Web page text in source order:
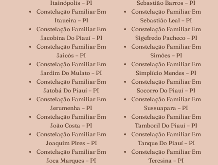
Itainópolis – PI
Constelação Familiar Em
Itaueira – PI
Constelação Familiar Em
Jacobina Do Piauí – PI
Constelação Familiar Em
Jaicós – PI
Constelação Familiar Em
Jardim Do Mulato – PI
Constelação Familiar Em
Jatobá Do Piauí – PI
Constelação Familiar Em
Jerumenha – PI
Constelação Familiar Em
João Costa – PI
Constelação Familiar Em
Joaquim Pires – PI
Constelação Familiar Em
Joca Marques – PI
Sebastião Barros – PI
Constelação Familiar Em
Sebastião Leal – PI
Constelação Familiar Em
Sigefredo Pacheco – PI
Constelação Familiar Em
Simões – PI
Constelação Familiar Em
Simplício Mendes – PI
Constelação Familiar Em
Socorro Do Piauí – PI
Constelação Familiar Em
Sussuapara – PI
Constelação Familiar Em
Tamboril Do Piauí – PI
Constelação Familiar Em
Tanque Do Piauí – PI
Constelação Familiar Em
Teresina – PI